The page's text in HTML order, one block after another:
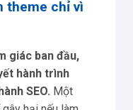
theme chỉ vì
giác ban đầu,
hành trình
SEO. Một